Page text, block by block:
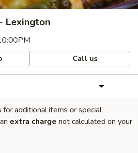
Lexington
Call us
additional items or special
extra charge not calculated on your